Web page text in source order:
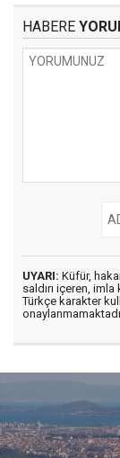
HABERE
UYARI: Küfür,
saldırı içeren, imla
Türkçe karakter